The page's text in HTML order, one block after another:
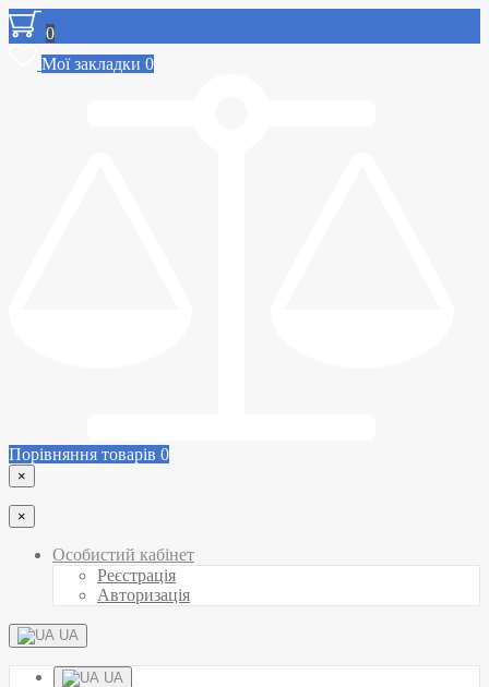
0
Мої закладки 0
Порівняння товарів 0
×
×
Особистий кабінет
Реєстрація
Авторизація
UA
UA